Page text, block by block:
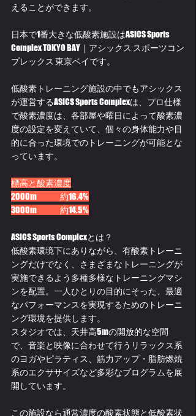
えることができます。
日本で1番大きな低酸素施設はASICS Sports
Complex TOKYO BAY｜アシックス スポーツコン
プレックス 東京ベイです。
低酸素トレーニング施設の中でもアシックス
が運営するASICS Sports Complexは、プロ仕様
で酸素濃度は、各部屋や曜日によって酸素濃
度の設定を変えていて、個々の身体能力や目
的に合った環境でのトレーニングが可能とな
っています。
標高と酸素濃度
2000m	約16.4%
3000m	約14.5%
ASICS Sports Complexとは？
低酸素環境下にありながら、有酸素トレーニ
ングだけでなく、さまざまなトレーニングが
実施できるよう多種多様なトレーニングマシ
ンを配置。一人ひとりの目的にそった、最適
なパフォーマンスを実現するためのトレーニ
ング環境を提供します。
スタジオでは、天井高5mの開放的な空間
で、音楽と映像に合わせて行うリラックス系
のヨガやピラティス、​​筋力アップ・脂肪燃焼
系のエクササイズなど多彩なプログラムを展
開しています。​
この施設なら通常濃度の酸素状態と低酸素状